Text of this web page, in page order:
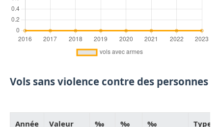
Vols sans violence contre des personnes
Année Valeur ‰ ‰ ‰ Type